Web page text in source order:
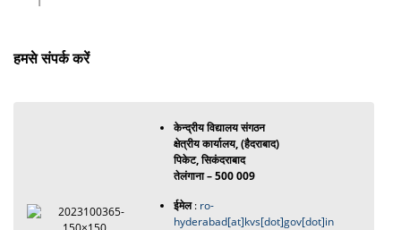
हमसे संपर्क करें
केन्द्रीय विद्यालय संगठन
क्षेत्रीय कार्यालय, (हैदराबाद)
पिकेट, सिकंदराबाद
तेलंगाना – 500 009
ईमेल: ro-
hyderabad[at]kvs[dot]gov[dot]in